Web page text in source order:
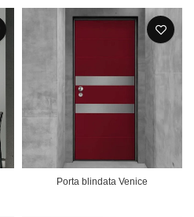
Porta blindata Venice